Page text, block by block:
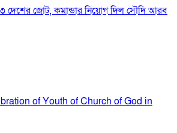
দেশের জোট, কমান্ডার নিয়োগ দিল সৌদি আরব
of Youth of Church of God in